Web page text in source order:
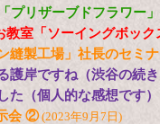
プリザーブドフラワー
教室「ソーイングボッ
縫製工場」社長のセミ
護岸ですね（渋谷の続
た（個人的な感想です）
会 ②(2023年9月7日)